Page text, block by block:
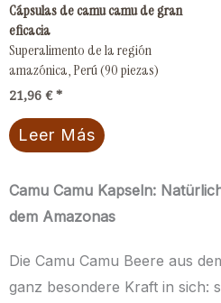
Cápsulas de camu camu de gran
eficacia
Superalimento de la región
amazónica, Perú (90 piezas)
21,96 €
Leer Más
Camu Camu Kapseln:
dem Amazonas
Die Camu Camu Beere aus
ganz besondere Kraft in sich: